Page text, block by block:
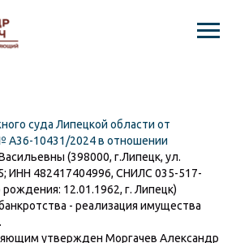
суда Липецкой области от
А36-10431/2024 в отношении
(398000, г.Липецк, ул.
ИНН 482417404996, СНИЛС 035-517-
12.01.1962, г. Липецк)
- реализация имущества
утвержден Моргачев Александр